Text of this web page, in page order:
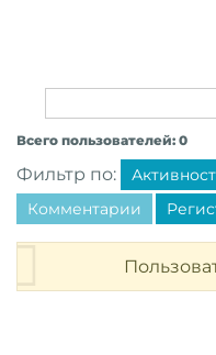
Всего пользователей: 0
Фильтр по:
Комментарии